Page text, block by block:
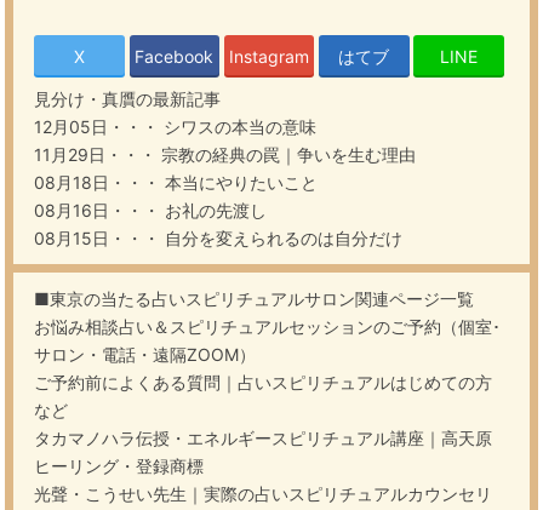
X Facebook Instagram はてブ LINE
見分け・真贋の最新記事
12月05日・・・ シワスの本当の意味
11月29日・・・ 宗教の経典の罠｜争いを生む理由
08月18日・・・ 本当にやりたいこと
08月16日・・・ お礼の先渡し
08月15日・・・
自分を変えられるのは自分だけ
■東京の当たる占いスピリチュアルサロン関連ページ一覧
お悩み相談占い＆スピリチュアルセッションのご予約（個室･
サロン・電話・遠隔ZOOM）
ご予約前によくある質問｜占いスピリチュアルはじめての方
など
タカマノハラ伝授・エネルギースピリチュアル講座｜高天原
ヒーリング・登録商標
光聲・こうせい先生｜実際の占いスピリチュアルカウンセリ